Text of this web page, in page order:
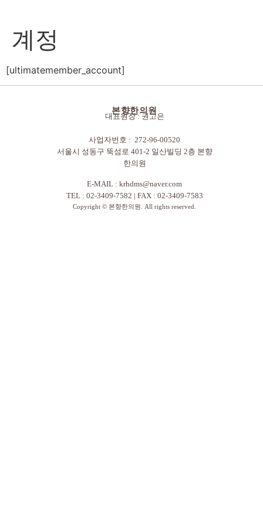
계정
[ultimatemember_account]
본향한의원
대표원장 : 권고은
사업자번호 : 272-96-00520
서울시 성동구 뚝섬로 401-2 일산빌딩 2층 본향
한의원
E-MAIL : krhdms@naver.com
TEL : 02-3409-7582 | FAX : 02-3409-7583
Copyright © 본향한의원. All rights reserved.